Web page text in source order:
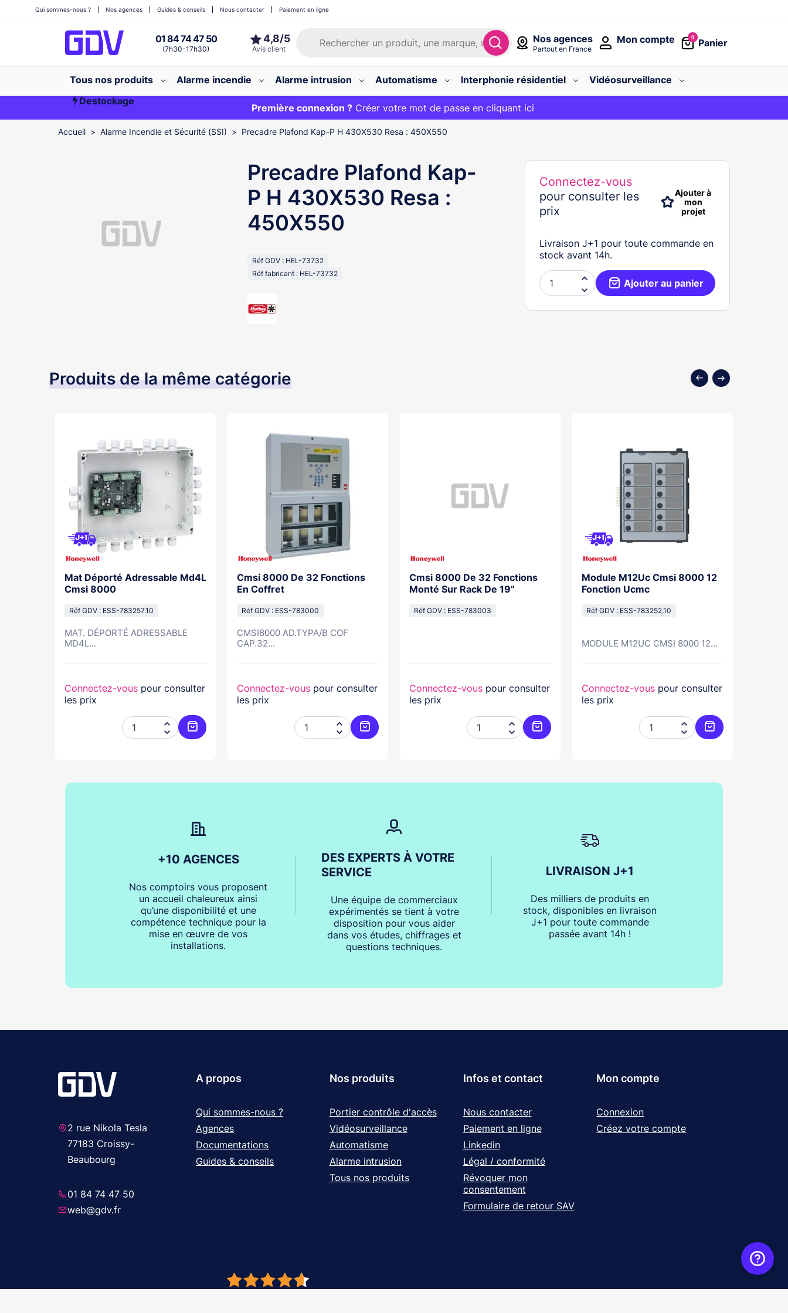
Nos agences
Partout en France
01 84 74 47 50
(7h30-17h30)
0
Panier
Mon compte
Qui sommes-nous ? Nos agences Guides & conseils Nous contacter Paiement en ligne
Tous nos produits Alarme incendie Alarme intrusion Automatisme Interphonie résidentiel
Vidéosurveillance
Destockage
Première commande ?20€ OFFERT sur votre panier et livraison 24/48h gratuite avec le code
Première connexion ?Créer votre mot de passe en cliquant ici
EXCLU WEB :
Accueil Alarme Incendie et Sécurité (SSI) Precadre Plafond Kap-P H 430X530 Resa : 450X550
Precadre Plafond Kap-
P H 430X530 Resa :
450X550
Réf GDV : HEL-73732
Réf fabricant : HEL-73732
Connectez-vous
pour consulter les
prix
Ajouter à
mon
projet
Livraison J+1 pour toute commande en
stock avant 14h.

 Ajouter au panier
Produits de la même catégorie
Mat Déporté Adressable Md4L
Cmsi 8000
Réf GDV : ESS-783257.10
MAT. DÉPORTÉ ADRESSABLE
MD4L...
Connectez-vous pour consulter
les prix


Ajouter au panier
Cmsi 8000 De 32 Fonctions
En Coffret
Réf GDV : ESS-783000
CMSI8000 AD.TYPA/B COF
CAP.32...
Connectez-vous pour consulter
les prix


Ajouter au panier
Cmsi 8000 De 32 Fonctions
Monté Sur Rack De 19”
Réf GDV : ESS-783003
Connectez-vous pour consulter
les prix


Ajouter au panier
Module M12Uc Cmsi 8000 12
Fonction Ucmc
Réf GDV : ESS-783252.10
MODULE M12UC CMSI 8000 12...
Connectez-vous pour consulter
les prix


Ajouter au panier
+10 AGENCES
Nos comptoirs vous proposent
un accueil chaleureux ainsi
qu’une disponibilité et une
compétence technique pour la
mise en œuvre de vos
installations.
DES EXPERTS À VOTRE
SERVICE
Une équipe de commerciaux
expérimentés se tient à votre
disposition pour vous aider
dans vos études, chiffrages et
questions techniques.
LIVRAISON J+1
Des milliers de produits en
stock, disponibles en livraison
J+1 pour toute commande
passée avant 14h !
2 rue Nikola Tesla
77183 Croissy-
Beaubourg
01 84 74 47 50
web@gdv.fr
A propos
Qui sommes-nous ?
Agences
Documentations
Guides & conseils
Nos produits
Portier contrôle d'accès
Vidéosurveillance
Automatisme
Alarme intrusion
Tous nos produits
Infos et contact
Nous contacter
Paiement en ligne
Linkedin
Légal / conformité
Révoquer mon
consentement
Formulaire de retour SAV
Mon compte
Connexion
Créez votre compte